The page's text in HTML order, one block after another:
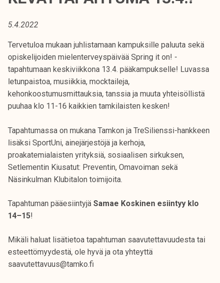
t
o
r
k
e
a
k
u
l
u
n
o
i
s
e
l
i
5.4.2022
Tervetuloa mukaan juhlistamaan kampuksille paluuta sekä
opiskelijoiden mielenterveyspäivää Spring it on! -
tapahtumaan keskiviikkona 13.4. pääkampukselle! Luvassa
letunpaistoa, musiikkia, mocktaileja,
kehonkoostumusmittauksia, tanssia ja muuta yhteisöllistä
puuhaa klo 11-16 kaikkien tamkilaisten kesken!
Tapahtumassa on mukana Tamkon ja TreSilienssi-hankkeen
lisäksi SportUni, ainejärjestöjä ja kerhoja,
proakatemialaisten yrityksiä, sosiaalisen sirkuksen,
Setlementin Kiusatut: Preventin, Omavoiman sekä
Näsinkulman Klubitalon toimijoita.
Tapahtuman pääesiintyjä Samae Koskinen esiintyy klo
14–15!
Mikäli haluat lisätietoa tapahtuman saavutettavuudesta tai
esteettömyydestä, ole hyvä ja ota yhteyttä
saavutettavuus@tamko.fi